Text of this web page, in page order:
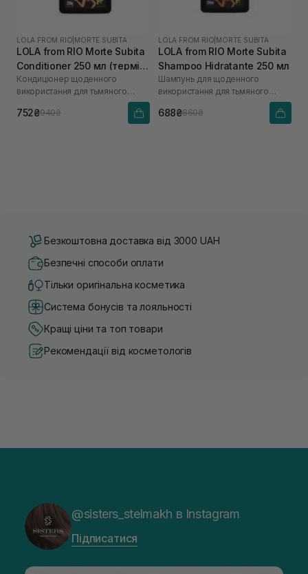
LOLA FROM RIO MORTE SUBITA
LOLA from RIO Morte Subita
Conditioner 250 мл (термін
до 12.26р)
Кондиціонер щоденного
використання для тьмяного
752₴940₴
LOLA FROM RIO MORTE SUBITA
LOLA from RIO Morte Subita
Shampoo Hidratante 250 мл
Шампунь для щоденного
використання для тьмяного
688₴860₴
Безкоштовна доставка від 3000 UAH
Безпечні способи оплати
Тільки оригінальна косметика
Система бонусів та лояльності
Кращі ціни та топ товари
Рекомендації від косметологів
@sisters_stelmakh в Instagram
Підписатися